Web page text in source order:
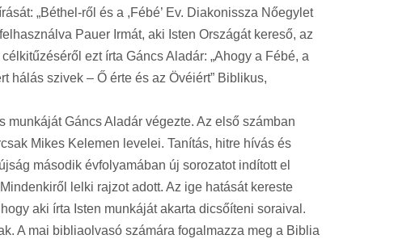
„Béthel-ről és a ,Fébé’ Ev. Diakonissza Nőegylet
Pauer Irmát, aki Isten Országát kereső, az
ezt írta Gáncs Aladár: „Ahogy a Fébé, a
hálás szivek – Ő érte és az Övéiért” Biblikus,
Gáncs Aladár végezte. Az első számban
Mikes Kelemen levelei. Tanítás, hitre hívás és
második évfolyamában új sorozatot indított el
lelki rajzot adott. Az ige hatását kereste
aki írta Isten munkáját akarta dicsőíteni soraival.
A mai bibliaolvasó számára fogalmazza meg a Biblia